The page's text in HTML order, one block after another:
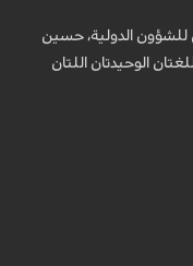
للشؤون الدولية، حسين
الوحيدتان اللتان